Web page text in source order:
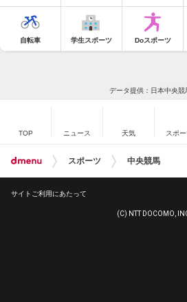
自転車 学生スポーツ Doスポーツ
データ提供：日本中央競
TOP ニュース 天気 スポー
スポーツ 中央競馬
サイトご利用にあたって
(C) NTT DOCOMO,